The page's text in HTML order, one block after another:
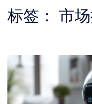
标签： 市